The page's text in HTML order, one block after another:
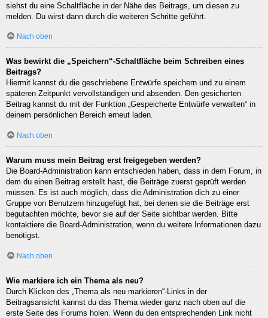
siehst du eine Schaltfläche in der Nähe des Beitrags, um diesen zu
melden. Du wirst dann durch die weiteren Schritte geführt.
Nach oben
Was bewirkt die „Speichern“-Schaltfläche beim Schreiben eines
Beitrags?
Hiermit kannst du die geschriebene Entwürfe speichern und zu einem
späteren Zeitpunkt vervollständigen und absenden. Den gesicherten
Beitrag kannst du mit der Funktion „Gespeicherte Entwürfe verwalten“ in
deinem persönlichen Bereich erneut laden.
Nach oben
Warum muss mein Beitrag erst freigegeben werden?
Die Board-Administration kann entschieden haben, dass in dem Forum, in
dem du einen Beitrag erstellt hast, die Beiträge zuerst geprüft werden
müssen. Es ist auch möglich, dass die Administration dich zu einer
Gruppe von Benutzern hinzugefügt hat, bei denen sie die Beiträge erst
begutachten möchte, bevor sie auf der Seite sichtbar werden. Bitte
kontaktiere die Board-Administration, wenn du weitere Informationen dazu
benötigst.
Nach oben
Wie markiere ich ein Thema als neu?
Durch Klicken des „Thema als neu markieren“-Links in der
Beitragsansicht kannst du das Thema wieder ganz nach oben auf die
erste Seite des Forums holen. Wenn du den entsprechenden Link nicht